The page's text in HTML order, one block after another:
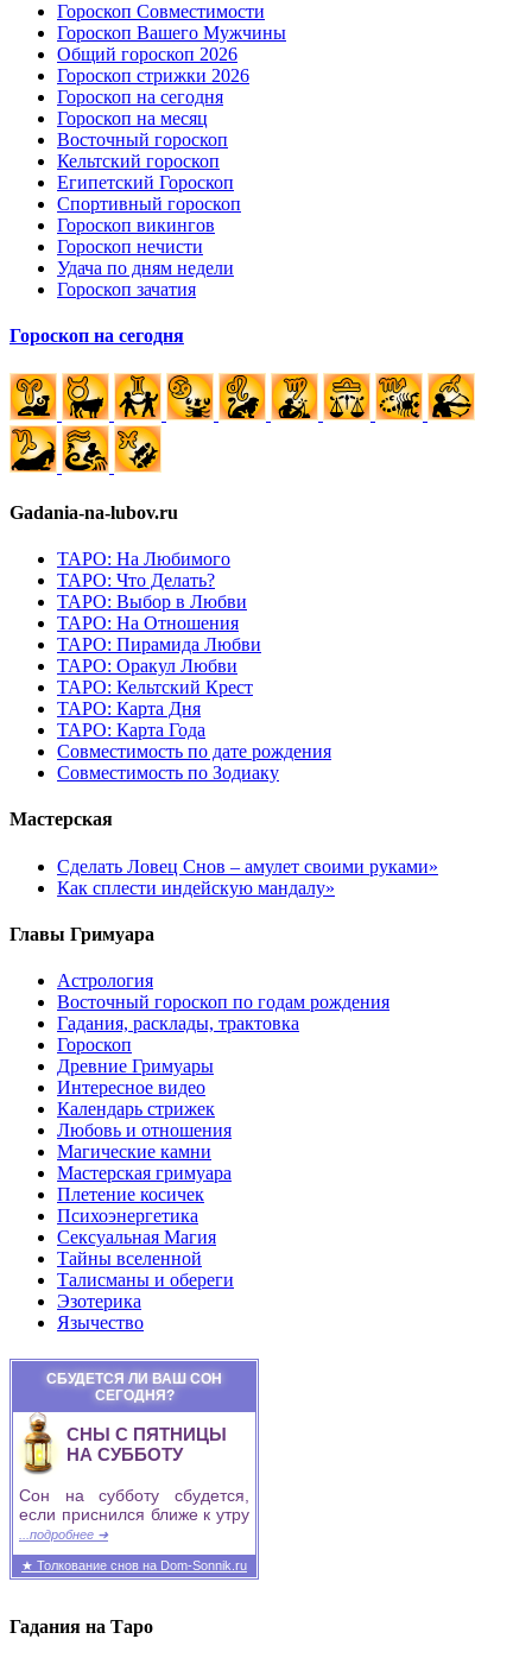
Гороскоп Совместимости
Гороскоп Вашего Мужчины
Общий гороскоп 2026
Гороскоп стрижки 2026
Гороскоп на сегодня
Гороскоп на месяц
Восточный гороскоп
Кельтский гороскоп
Египетский Гороскоп
Спортивный гороскоп
Гороскоп викингов
Гороскоп нечисти
Удача по дням недели
Гороскоп зачатия
Гороскоп на сегодня
Gadania-na-lubov.ru
ТАРО: На Любимого
ТАРО: Что Делать?
ТАРО: Выбор в Любви
ТАРО: На Отношения
ТАРО: Пирамида Любви
ТАРО: Оракул Любви
ТАРО: Кельтский Крест
ТАРО: Карта Дня
ТАРО: Карта Года
Cовместимость по дате рождения
Cовместимость по Зодиаку
Мастерская
Сделать Ловец Снов – амулет своими руками»
Как сплести индейскую мандалу»
Главы Гримуара
Астрология
Восточный гороскоп по годам рождения
Гадания, расклады, трактовка
Гороскоп
Древние Гримуары
Интересное видео
Календарь стрижек
Любовь и отношения
Магические камни
Мастерская гримуара
Плетение косичек
Психоэнергетика
Сексуальная Магия
Тайны вселенной
Талисманы и обереги
Эзотерика
Язычество
СБУДЕТСЯ ЛИ ВАШ СОН
СЕГОДНЯ?
СНЫ С ПЯТНИЦЫ
НА СУББОТУ
Сон на субботу сбудется,
если приснился ближе к утру
...подробнее ➜
★ Толкование снов на Dom-Sonnik.ru
Гадания на Таро